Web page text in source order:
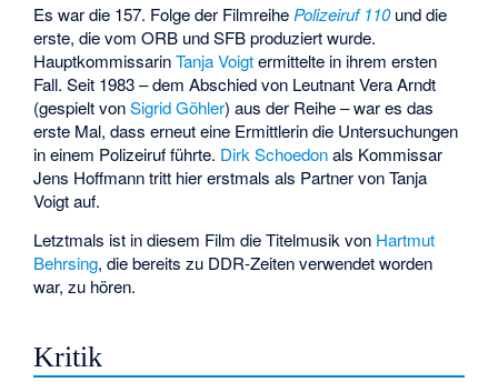
Es war die 157. Folge der Filmreihe Polizeiruf 110und die
erste, die vom ORB und SFB produziert wurde.
HauptkommissarinTanja Voigtermittelte in ihrem ersten
Fall. Seit 1983 – dem Abschied von Leutnant Vera Arndt
(gespielt vonSigrid Göhler) aus der Reihe – war es das
erste Mal, dass erneut eine Ermittlerin die Untersuchungen
in einem Polizeiruf führte. Dirk Schoedonals Kommissar
Jens Hoffmann tritt hier erstmals als Partner von Tanja
Voigt auf.
Letztmals ist in diesem Film die Titelmusik von Hartmut
Behrsing, die bereits zu DDR-Zeiten verwendet worden
war, zu hören.
Kritik